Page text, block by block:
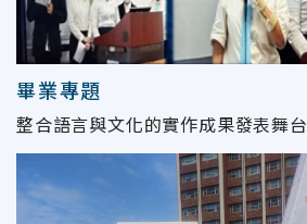
畢業專題
整合語言與文化的實作成果發表舞台